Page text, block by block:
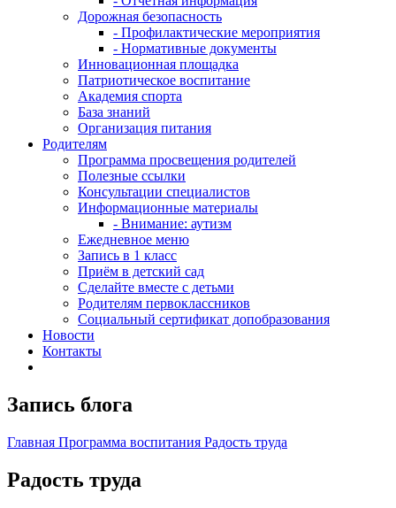
Дорожная безопасность
- Профилактические мероприятия
- Нормативные документы
Инновационная площадка
Патриотическое воспитание
Академия спорта
База знаний
Организация питания
Родителям
Программа просвещения родителей
Полезные ссылки
Консультации специалистов
Информационные материалы
- Внимание: аутизм
Ежедневное меню
Запись в 1 класс
Приём в детский сад
Сделайте вместе с детьми
Родителям первоклассников
Социальный сертификат допобразования
Новости
Контакты
Запись блога
Главная Программа воспитания Радость труда
Радость труда